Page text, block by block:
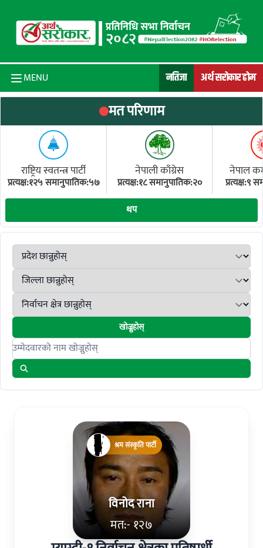
MENU नतिजा अर्थ सरोकार होम
मत परिणाम
राष्ट्रिय स्वतन्त्र पार्टी
प्रत्यक्ष:१२५ समानुपातिक:५७
नेपाली काँग्रेस
प्रत्यक्ष:१८ समानुपातिक:२०
नेपाल
प्रत्यक्ष:९
थप
खोज्नुहोस्
Search candidates
विनोद राना
मत:- १२७
श्रम संस्कृति पार्टी